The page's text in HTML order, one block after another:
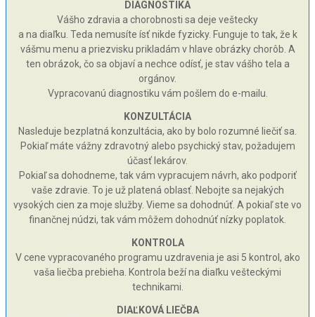
DIAGNOSTIKA
Vášho zdravia a chorobnosti sa deje veštecky
a na diaľku. Teda nemusíte ísť nikde fyzicky. Funguje to tak, že k
vášmu menu a priezvisku prikladám v hlave obrázky chorôb. A
ten obrázok, čo sa objaví a nechce odísť, je stav vášho tela a
orgánov.
Vypracovanú diagnostiku vám pošlem do e-mailu.
KONZULTÁCIA
Nasleduje bezplatná konzultácia, ako by bolo rozumné liečiť sa.
Pokiaľ máte vážny zdravotný alebo psychický stav, požadujem
účasť lekárov.
Pokiaľ sa dohodneme, tak vám vypracujem návrh, ako podporiť
vaše zdravie. To je už platená oblasť. Nebojte sa nejakých
vysokých cien za moje služby. Vieme sa dohodnúť. A pokiaľ ste vo
finančnej núdzi, tak vám môžem dohodnúť nízky poplatok.
KONTROLA
V cene vypracovaného programu uzdravenia je asi 5 kontrol, ako
vaša liečba prebieha. Kontrola beží na diaľku vešteckými
technikami.
DIAĽKOVÁ LIEČBA